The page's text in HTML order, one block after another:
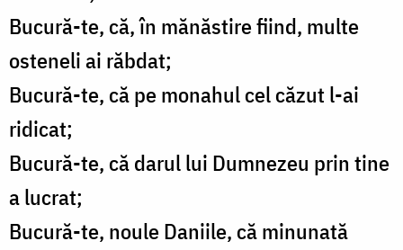
Bucură-te, că, în mănăstire fiind, multe
osteneli ai răbdat;
Bucură-te, că pe monahul cel căzut l-ai
ridicat;
Bucură-te, că darul lui Dumnezeu prin tine
a lucrat;
Bucură-te, noule Daniile, că minunată